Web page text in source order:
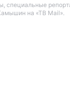
на «ТВ Mail».